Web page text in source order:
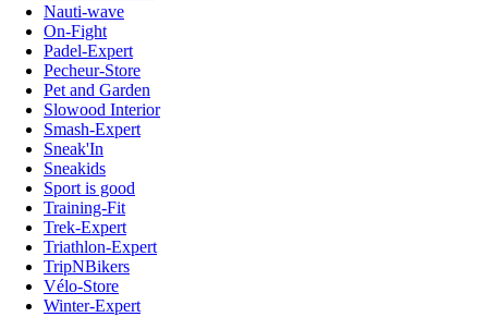
Nauti-wave
On-Fight
Padel-Expert
Pecheur-Store
Pet and Garden
Slowood Interior
Smash-Expert
Sneak'In
Sneakids
Sport is good
Training-Fit
Trek-Expert
Triathlon-Expert
TripNBikers
Vélo-Store
Winter-Expert